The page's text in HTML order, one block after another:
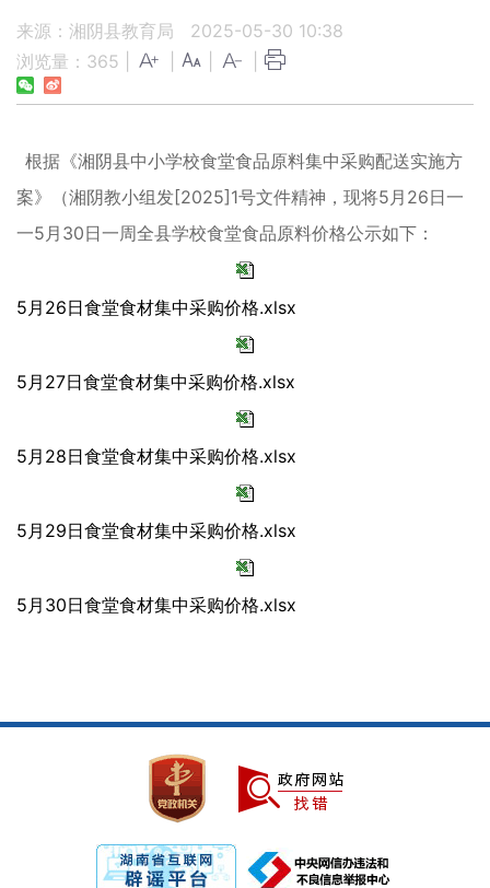
来源：湘阴县教育局
2025-05-30 10:38
浏览量： 365
根据《湘阴县中小学校食堂食品原料集中采购配送实施方
案》（湘阴教小组发[2025]1号文件精神，现将5月26日一
一5月30日一周全县学校食堂食品原料价格公示如下：
5月26日食堂食材集中采购价格.xlsx
5月27日食堂食材集中采购价格.xlsx
5月28日食堂食材集中采购价格.xlsx
5月29日食堂食材集中采购价格.xlsx
5月30日食堂食材集中采购价格.xlsx